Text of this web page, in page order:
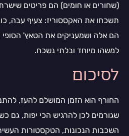
(שחורים או חומים) הם פריטים
תשכחו את האקססוריז: צעיף עבה,
הם אלה ושמעניקים את הטאץ' הסופי
למשהו מיוחד ובלתי נשכח.
לסיכום
החורף הוא הזמן המושלם להעז,
שגורמים לכן להרגיש הכי יפות, גם
השכבות הנכונות, הטקסטורות